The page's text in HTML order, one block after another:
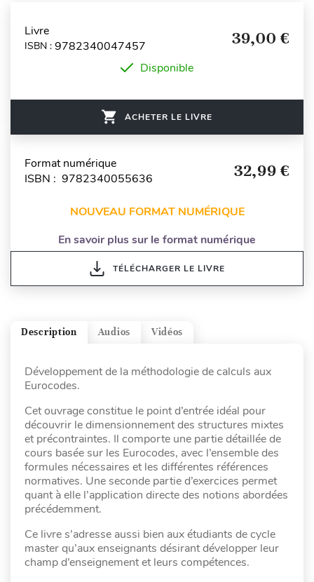
Livre
ISBN : 9782340047457 39,00 €
Disponible
ACHETER LE LIVRE
Format numérique
ISBN : 9782340055636
32,99 €
NOUVEAU FORMAT NUMÉRIQUE
En savoir plus sur le format numérique
TÉLÉCHARGER LE LIVRE
Vidéos
Audios
Description
Développement de la méthodologie de calculs aux
Eurocodes.
Cet ouvrage constitue le point d’entrée idéal pour
découvrir le dimensionnement des structures mixtes
et précontraintes. Il comporte une partie détaillée de
cours basée sur les Eurocodes, avec l’ensemble des
formules nécessaires et les différentes références
normatives. Une seconde partie d’exercices permet
quant à elle l’application directe des notions abordées
précédemment.
Ce livre s’adresse aussi bien aux étudiants de cycle
master qu’aux enseignants désirant développer leur
champ d’enseignement et leurs compétences.